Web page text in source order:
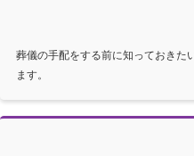
葬儀の手配をする前に知っておきた
ます。